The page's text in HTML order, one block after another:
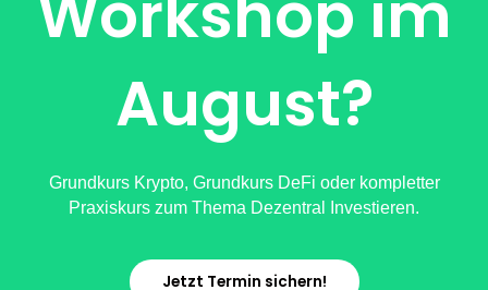
August?
Grundkurs Krypto, Grundkurs DeFi oder kompletter
Praxiskurs zum Thema Dezentral Investieren.
Jetzt Termin sichern!